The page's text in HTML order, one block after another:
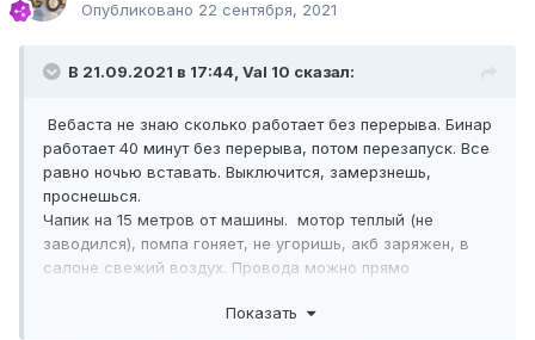
Опубликовано 22 сентября, 2021
В 21.09.2021 в 17:44, Val 10 сказал:
Вебаста не знаю сколько работает без перерыва. Бинар
работает 40 минут без перерыва, потом перезапуск. Все
равно ночью вставать. Выключится, замерзнешь,
проснешься.
Чапик на 15 метров от машины. мотор теплый (не
заводился), помпа гоняет, не угоришь, акб заряжен, в
салоне свежий воздух. Провода можно прямо
Бывают случаи, когда с сухими отопителями люди
Показать